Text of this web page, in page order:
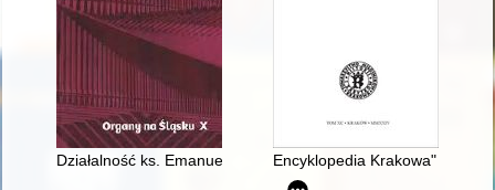
Działalność ks. Emanuela Płonki jako rzeczoznawcy
Encyklopedia Krakowa" -